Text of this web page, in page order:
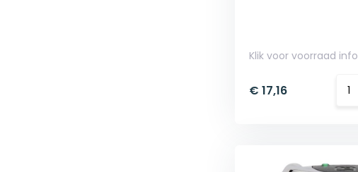
Klik voor voorraad info
€ 17,16